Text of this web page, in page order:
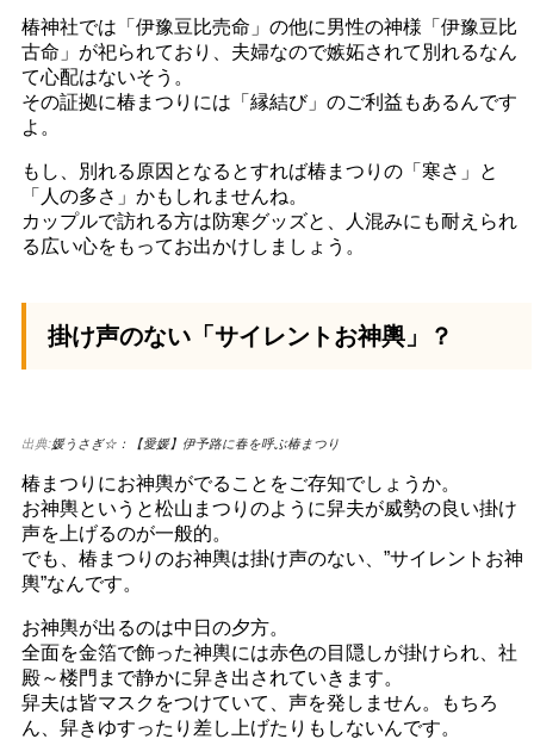
椿神社では「伊豫豆比売命」の他に男性の神様「伊豫豆比
古命」が祀られており、夫婦なので嫉妬されて別れるなん
て心配はないそう。
その証拠に椿まつりには「縁結び」のご利益もあるんです
よ。
もし、別れる原因となるとすれば椿まつりの「寒さ」と
「人の多さ」かもしれませんね。
カップルで訪れる方は防寒グッズと、人混みにも耐えられ
る広い心をもってお出かけしましょう。
掛け声のない「サイレントお神輿」？
出典:媛うさぎ☆：【愛媛】伊予路に春を呼ぶ椿まつり
椿まつりにお神輿がでることをご存知でしょうか。
お神輿というと松山まつりのように舁夫が威勢の良い掛け
声を上げるのが一般的。
でも、椿まつりのお神輿は掛け声のない、”サイレントお神
輿”なんです。
お神輿が出るのは中日の夕方。
全面を金箔で飾った神輿には赤色の目隠しが掛けられ、社
殿～楼門まで静かに舁き出されていきます。
舁夫は皆マスクをつけていて、声を発しません。もちろ
ん、舁きゆすったり差し上げたりもしないんです。